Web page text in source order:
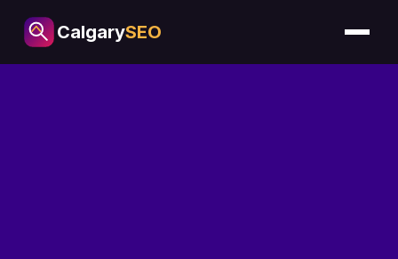
CalgarySEO